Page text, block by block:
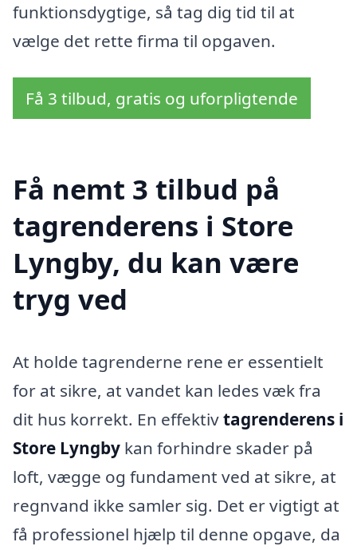
funktionsdygtige, så tag dig tid til at
vælge det rette firma til opgaven.
Få 3 tilbud, gratis og uforpligtende
Få nemt 3 tilbud på
tagrenderens i Store
Lyngby, du kan være
tryg ved
At holde tagrenderne rene er essentielt
for at sikre, at vandet kan ledes væk fra
dit hus korrekt. En effektivtagrenderens i
Store Lyngby kan forhindre skader på
loft, vægge og fundament ved at sikre, at
regnvand ikke samler sig. Det er vigtigt at
få professionel hjælp til denne opgave, da